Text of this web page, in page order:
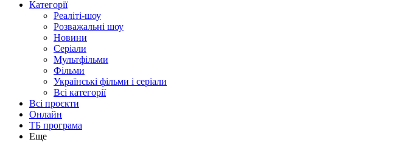
Категорії
Реаліті-шоу
Розважальні шоу
Новини
Серіали
Мультфільми
Фільми
Українські фільми і серіали
Всі категорії
Всі проєкти
Онлайн
ТБ програма
Еще